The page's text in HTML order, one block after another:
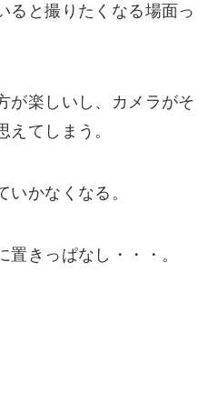
ると撮りたくなる場面っ
が楽しいし、カメラがそ
えてしまう。
いかなくなる。
置きっぱなし・・・。